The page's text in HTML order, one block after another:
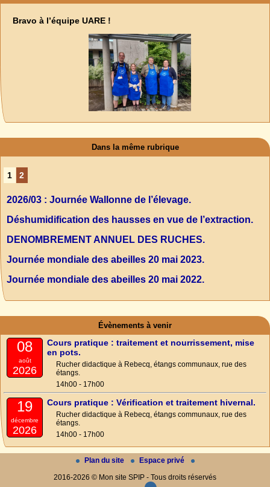
Bravo à l’équipe UARE !
Dans la même rubrique
1 2
2026/03 : Journée Wallonne de l’élevage.
Déshumidification des hausses en vue de l’extraction.
DENOMBREMENT ANNUEL DES RUCHES.
Journée mondiale des abeilles 20 mai 2023.
Journée mondiale des abeilles 20 mai 2022.
Évènements à venir
08
août
2026
Cours pratique : traitement et nourrissement, mise
en pots.
Rucher didactique à Rebecq, étangs communaux, rue des
étangs.
14h00 - 17h00
19
décembre
2026
Cours pratique : Vérification et traitement hivernal.
Rucher didactique à Rebecq, étangs communaux, rue des
étangs.
14h00 - 17h00
Plan du site
Espace privé
2016-2026 © Mon site SPIP - Tous droits réservés